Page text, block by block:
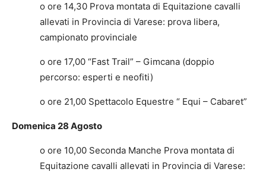
o ore 14,30 Prova montata di Equitazione cavalli
allevati in Provincia di Varese: prova libera,
campionato provinciale
o ore 17,00 “Fast Trail” – Gimcana (doppio
percorso: esperti e neofiti)
o ore 21,00 Spettacolo Equestre “ Equi – Cabaret”
Domenica 28 Agosto
o ore 10,00 Seconda Manche Prova montata di
Equitazione cavalli allevati in Provincia di Varese: